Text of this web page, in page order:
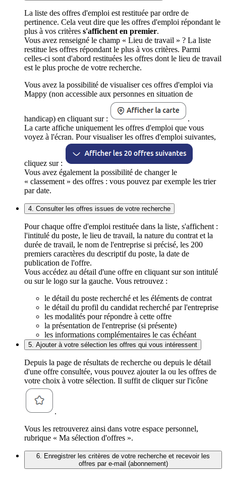
La liste des offres d'emploi est restituée par ordre de
pertinence. Cela veut dire que les offres d'emploi répondant le
plus à vos critères s'affichent en premier.
Vous avez renseigné le champ « Lieu de travail » ? La liste
restitue les offres répondant le plus à vos critères. Parmi
celles-ci sont d'abord restituées les offres dont le lieu de travail
est le plus proche de votre recherche.
Vous avez la possibilité de visualiser ces offres d'emploi via
Mappy (non accessible aux personnes en situation de
handicap) en cliquant sur :
.
La carte affiche uniquement les offres d'emploi que vous
voyez à l'écran. Pour visualiser les offres d'emploi suivantes,
cliquez sur :
Vous avez également la possibilité de changer le
« classement » des offres : vous pouvez par exemple les trier
par date.
4. Consulter les offres issues de votre recherche
Pour chaque offre d'emploi restituée dans la liste, s'affichent :
l'intitulé du poste, le lieu de travail, la nature du contrat et la
durée de travail, le nom de l'entreprise si précisé, les 200
premiers caractères du descriptif du poste, la date de
publication de l'offre.
Vous accédez au détail d'une offre en cliquant sur son intitulé
ou sur le logo sur la gauche. Vous retrouvez :
le détail du poste recherché et les éléments de contrat
le détail du profil du candidat recherché par l'entreprise
les modalités pour répondre à cette offre
la présentation de l'entreprise (si présente)
les informations complémentaires le cas échéant
5. Ajouter à votre sélection les offres qui vous intéressent
Depuis la page de résultats de recherche ou depuis le détail
d'une offre consultée, vous pouvez ajouter la ou les offres de
votre choix à votre sélection. Il suffit de cliquer sur l'icône
.
Vous les retrouverez ainsi dans votre espace personnel,
rubrique « Ma sélection d'offres ».
6. Enregistrer les critères de votre recherche et recevoir les
offres par e-mail (abonnement)